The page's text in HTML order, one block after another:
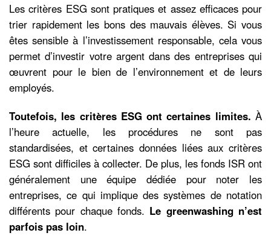
Les critères ESG sont pratiques et assez efficaces pour
trier rapidement les bons des mauvais élèves. Si vous
êtes sensible à l’investissement responsable, cela vous
permet d’investir votre argent dans des entreprises qui
œuvrent pour le bien de l’environnement et de leurs
employés.
Toutefois, les critères ESG ont certaines limites. À
l’heure actuelle, les procédures ne sont pas
standardisées, et certaines données liées aux critères
ESG sont difficiles à collecter. De plus, les fonds ISR ont
généralement une équipe dédiée pour noter les
entreprises, ce qui implique des systèmes de notation
différents pour chaque fonds. Le greenwashing n’est
parfois pas loin.